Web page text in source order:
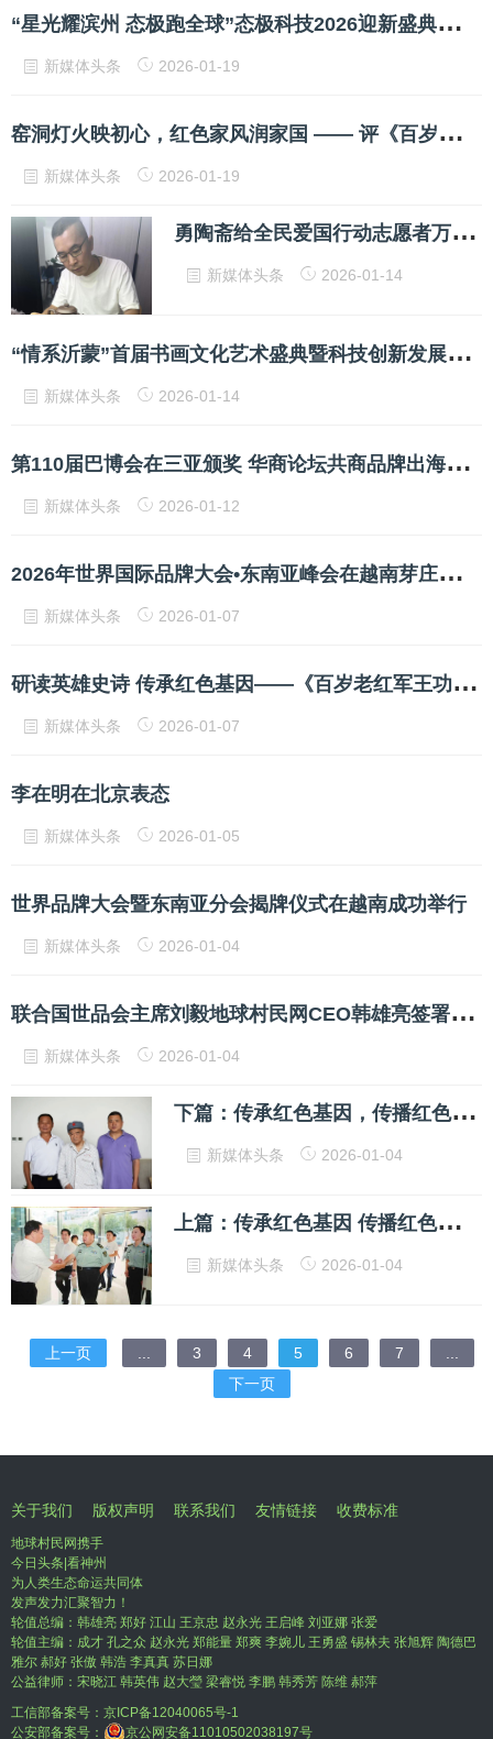
“
星光耀滨州 态极跑全球”态极科技2026迎新盛典圆满举行科技与爱国情怀共铸品牌新篇章
新媒体头条 2026-01-19
窑
洞灯火映初心，红色家风润家国 —— 评《百岁老红军王功昌》
新媒体头条 2026-01-19
勇
陶斋给全民爱国行动志愿者万里行捐赠原矿朱泥壶
新媒体头条 2026-01-14
“
情系沂蒙”首届书画文化艺术盛典暨科技创新发展大会在京召开
新媒体头条 2026-01-14
第
110届巴博会在三亚颁奖 华商论坛共商品牌出海与自贸港机遇
新媒体头条 2026-01-12
2
026年世界国际品牌大会•东南亚峰会在越南芽庄盛大揭牌 共启品牌经济新篇章
新媒体头条 2026-01-07
研
读英雄史诗 传承红色基因——《百岁老红军王功昌》新书研讨暨红军精神传承座谈会
新媒体头条 2026-01-07
李在明在北京表态
新媒体头条 2026-01-05
世界品牌大会暨东南亚分会揭牌仪式在越南成功举行
新媒体头条 2026-01-04
联
合国世品会主席刘毅地球村民网CEO韩雄亮签署战略合作协议
新媒体头条 2026-01-04
下
篇：传承红色基因，传播红色文化——红色文化创始人姜文华大事记
新媒体头条 2026-01-04
上
篇：传承红色基因 传播红色文化——红色基因传承人姜文华
新媒体头条 2026-01-04
上一页 3 4 5 6 7
下一页
关于我们 版权声明 联系我们 友情链接 收费标准
地球村民网携手
今日头条|看神州
为人类生态命运共同体
发声发力汇聚智力！
轮值总编：韩雄亮 郑好 江山 王京忠 赵永光 王启峰 刘亚娜 张爱
轮值主编：成才 孔之众 赵永光 郑能量 郑爽 李婉儿 王勇盛 锡林夫 张旭辉 陶德巴
雅尔 郝好 张傲 韩浩 李真真 苏日娜
公益律师：宋晓江 韩英伟 赵大瑩 梁睿悦 李鹏 韩秀芳 陈维 郝萍
工信部备案号： 京ICP备12040065号-1
公安部备案号：
京公网安备11010502038197号